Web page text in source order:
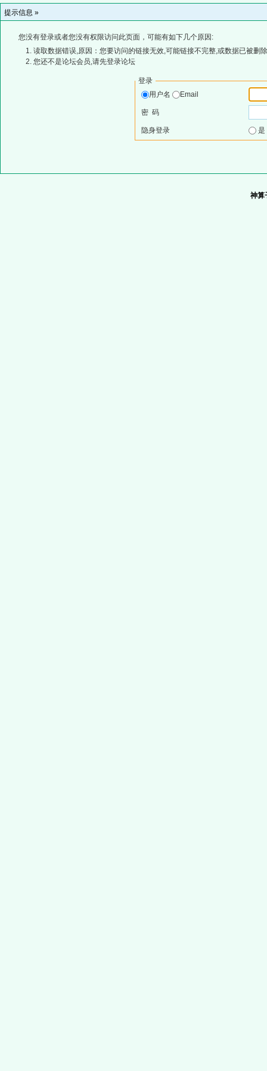
提示信息 »
您没有登录或者您没有权限访问此页面，可能有如下几个原因:
读取数据错误,原因：您要访问的链接无效,可能链接不完整,或数据已被删
您还不是论坛会员,请先登录论坛
登录
用户名
Email
密 码
隐身登录
神算